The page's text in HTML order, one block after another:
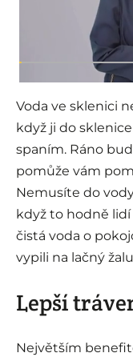
Voda ve sklenici
když ji do
spaním. Ráno
pomůže vám
Nemusíte do
když to hodně
čistá voda o
vypili na lačný
Lepší
Největším